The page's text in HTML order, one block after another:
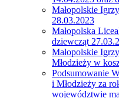
Małopolskie
28.03.2023
Małopolska
dziewcząt
Małopolskie
Młodzieży w
Podsumowanie
i Młodzieży za
województwie